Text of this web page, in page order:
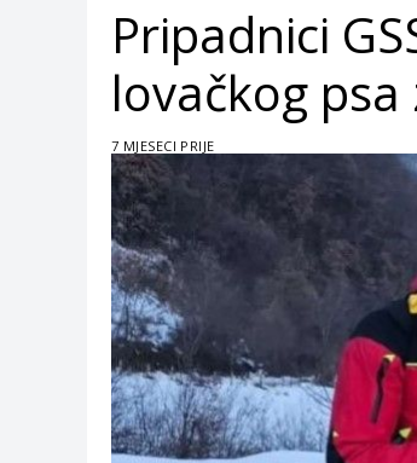
Pripadnici
lovačkog
7 MJESECI PRIJE